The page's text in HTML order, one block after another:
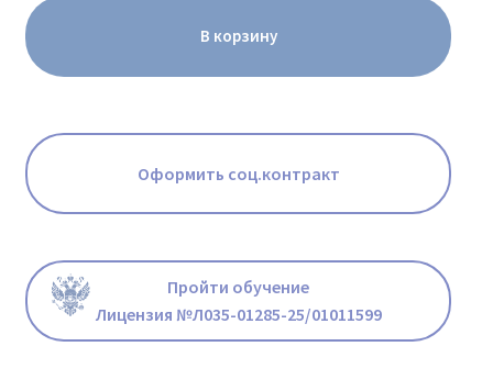
В корзину
Оформить соц.контракт
Пройти обучение
Лицензия №Л035-01285-25/01011599